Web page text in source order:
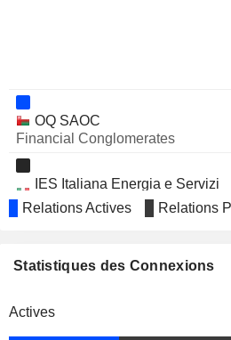
OQ SAOC
Financial Conglomerates
IES Italiana Energia e Servizi
SpA
Oil Refining/Marketing
Corvinus University of Budapest
Relations Actives Relations
Statistiques des Connexions
Actives